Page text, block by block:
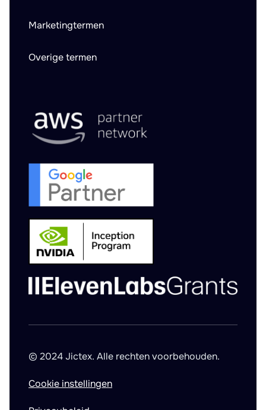
Marketingtermen
Overige termen
© 2024 Jictex. Alle rechten voorbehouden.
Cookie instellingen